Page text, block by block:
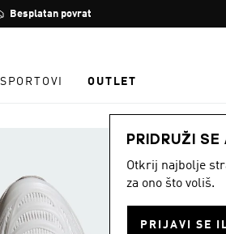
Zaustavi
rotaciju
Besplatan povrat
SPORTOVI OUTLET
PRIDRUŽI
Otkrij najbolje
za ono što voliš.